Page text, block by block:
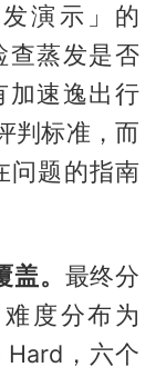
演示」的
查蒸发是否
加速逸出行
判标准，而
问题的指南
。 最终分
度分布为
Hard，六个